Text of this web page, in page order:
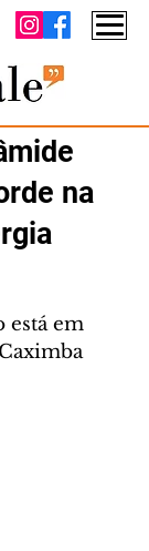
na
está em